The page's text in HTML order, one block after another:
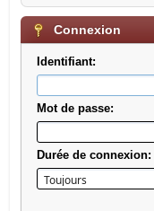
Connexion
Identifiant:
Mot de passe:
Durée de connexion: